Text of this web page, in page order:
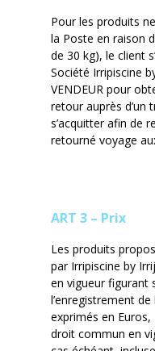
Pour les produits
la Poste en raison
de 30 kg), le client
Société Irripiscine
VENDEUR pour
retour auprès d’un
s’acquitter afin de
retourné voyage
ART 3 – Prix
Les produits
par Irripiscine by
en vigueur figurant
l’enregistrement
exprimés en Euros,
droit commun en